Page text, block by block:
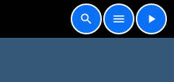
search menu play_arrow